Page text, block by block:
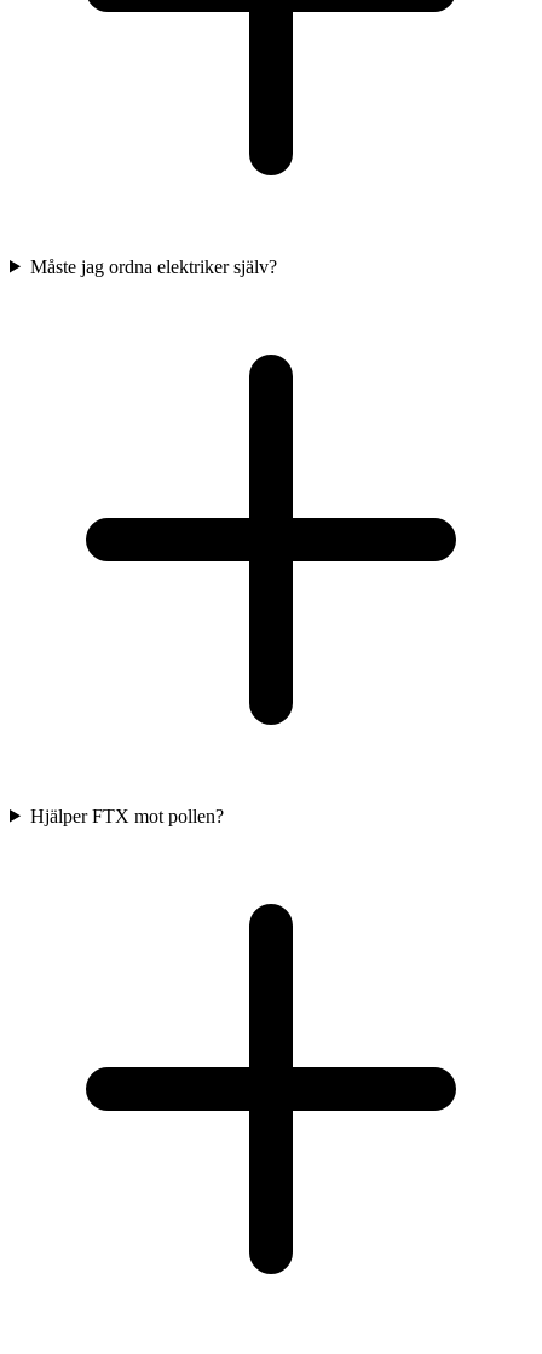
Måste jag ordna elektriker själv?
Hjälper FTX mot pollen?